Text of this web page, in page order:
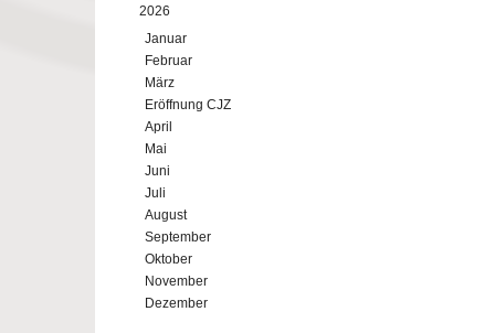
2026
Januar
Februar
März
Eröffnung CJZ
April
Mai
Juni
Juli
August
September
Oktober
November
Dezember